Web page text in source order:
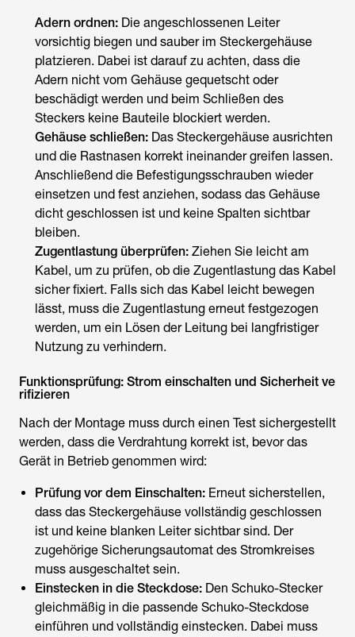
Adern ordnen: Die angeschlossenen Leiter
vorsichtig biegen und sauber im Steckergehäuse
platzieren. Dabei ist darauf zu achten, dass die
Adern nicht vom Gehäuse gequetscht oder
beschädigt werden und beim Schließen des
Steckers keine Bauteile blockiert werden.
Gehäuse schließen: Das Steckergehäuse ausrichten
und die Rastnasen korrekt ineinander greifen lassen.
Anschließend die Befestigungsschrauben wieder
einsetzen und fest anziehen, sodass das Gehäuse
dicht geschlossen ist und keine Spalten sichtbar
bleiben.
Zugentlastung überprüfen: Ziehen Sie leicht am
Kabel, um zu prüfen, ob die Zugentlastung das Kabel
sicher fixiert. Falls sich das Kabel leicht bewegen
lässt, muss die Zugentlastung erneut festgezogen
werden, um ein Lösen der Leitung bei langfristiger
Nutzung zu verhindern.
Funktionsprüfung: Strom einschalten und Sicherheit ve
rifizieren
Nach der Montage muss durch einen Test sichergestellt
werden, dass die Verdrahtung korrekt ist, bevor das
Gerät in Betrieb genommen wird:
Prüfung vor dem Einschalten: Erneut sicherstellen,
dass das Steckergehäuse vollständig geschlossen
ist und keine blanken Leiter sichtbar sind. Der
zugehörige Sicherungsautomat des Stromkreises
muss ausgeschaltet sein.
Einstecken in die Steckdose: Den Schuko-Stecker
gleichmäßig in die passende Schuko-Steckdose
einführen und vollständig einstecken. Dabei muss